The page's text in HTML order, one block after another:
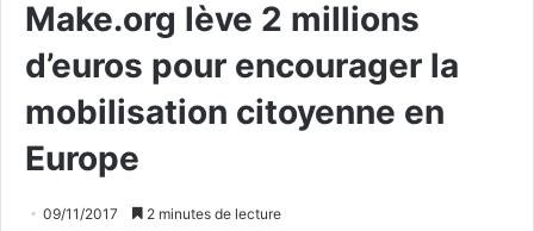
Make.org lève 2 millions
d’euros pour encourager la
mobilisation citoyenne en
Europe
09/11/2017 2 minutes de lecture